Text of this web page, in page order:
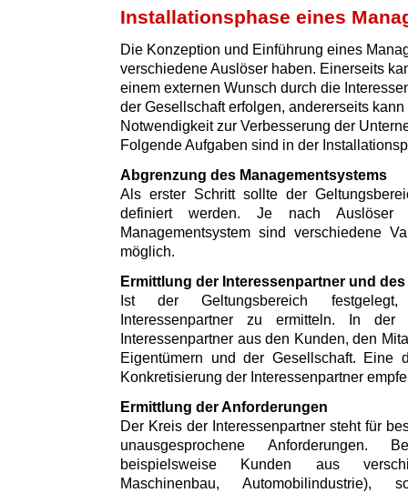
Installationsphase eines
Die Konzeption und Einführung eines
verschiedene Auslöser haben. Einerseits
einem externen Wunsch durch die
der Gesellschaft erfolgen, andererseits
Notwendigkeit zur Verbesserung der
Folgende Aufgaben sind in der
Abgrenzung des Managementsystems
Als erster Schritt sollte der
definiert werden. Je nach
Managementsystem sind verschiedene
möglich.
Ermittlung der Interessenpartner und
Ist der Geltungsbereich
Interessenpartner zu ermitteln. In
Interessenpartner aus den Kunden, den
Eigentümern und der Gesellschaft. Eine
Konkretisierung der Interessenpartner
Ermittlung der Anforderungen
Der Kreis der Interessenpartner steht für
unausgesprochene Anforderungen.
beispielsweise Kunden aus
Maschinenbau,